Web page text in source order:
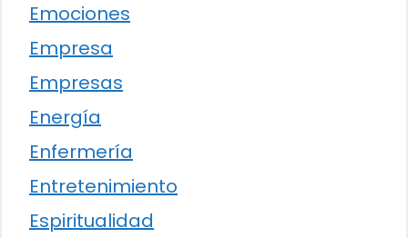
Emociones
Empresa
Empresas
Energía
Enfermería
Entretenimiento
Espiritualidad